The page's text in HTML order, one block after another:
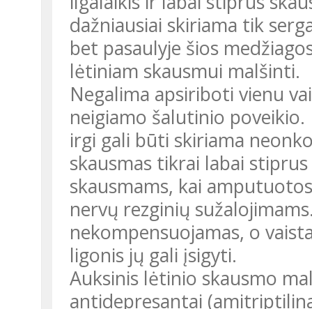
dažniausiai skiriama tik
bet pasaulyje šios
lėtiniam skausmui malšinti.
Negalima apsiriboti vienu
neigiamo šalutinio
irgi gali būti skiriama
skausmas tikrai labai
skausmams, kai
nervų rezginių
nekompensuojamas, o
ligonis jų gali įsigyti.
Auksinis lėtinio skausmo
antidepresantai